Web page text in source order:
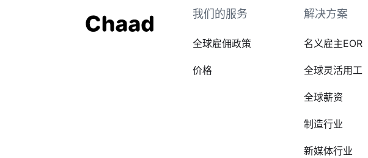
我们的服务
全球雇佣政策
价格
解决方案
名义雇主EOR
全球灵活用工
全球薪资
制造行业
新媒体行业